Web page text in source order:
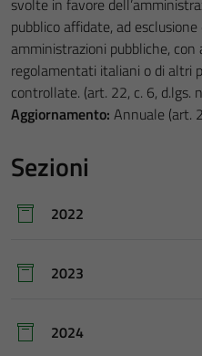
svolte in favore
pubblico affidate, ad
amministrazioni pubbliche,
regolamentati italiani o di altri
controllate. (art. 22, c. 6, d.lgs.
Aggiornamento: Annuale (art.
Sezioni
2022
2023
2024